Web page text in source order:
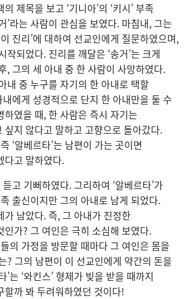
제목을 보고 ‘기니아’의 ‘키시’ 부족
’라는 사람이 관심을 보였다. 마침내, 그는
진리’에 대하여 선교인에게 질문하였으며,
작되었다. 진리를 깨달은 ‘송거’는 크게
, 그의 세 아내 중 한 사람이 사망하였다.
내 중 누구를 자기의 한 아내로 택할
에게 성경적으로 단지 한 아내만을 둘 수
하였을 때, 한 사람은 즉시 자기는
싶지 않다고 말하고 고향으로 돌아갔다.
‘알베르타’는 남편이 가는 곳이면
다고 말하였다.
듣고 기뻐하였다. 그리하여 ‘알베르타’가
족 출신이지만 그의 아내로 남게 되었다.
가 남았다. 즉, 그 아내가 진정한
인가? 그 여인은 극히 소심해 보였다.
들의 가정을 방문할 때마다 그 여인은 몸을
? 그의 남편이 이 선교인에게 약간의 돈을
’는 ‘와킨스’ 형제가 빚을 받을 때까지
할까 봐 두려워하였던 것이다!